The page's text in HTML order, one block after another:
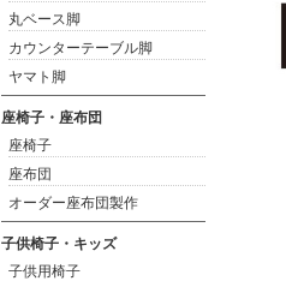
丸ベース脚
カウンターテーブル脚
ヤマト脚
座椅子・座布団
座椅子
座布団
オーダー座布団製作
子供椅子・キッズ
子供用椅子